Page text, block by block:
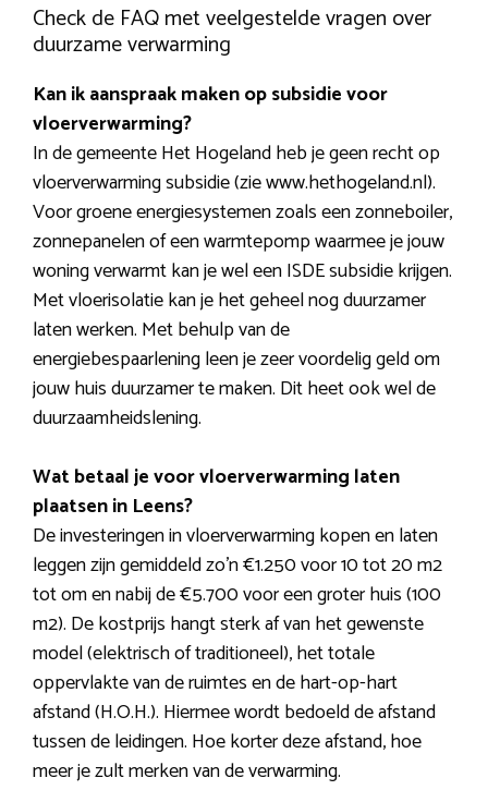
Check de FAQ met veelgestelde vragen over
duurzame verwarming
Kan ik aanspraak maken op subsidie voor
vloerverwarming?
In de gemeente Het Hogeland heb je geen recht op
vloerverwarming subsidie (zie www.hethogeland.nl).
Voor groene energiesystemen zoals een zonneboiler,
zonnepanelen of een warmtepomp waarmee je jouw
woning verwarmt kan je wel een ISDE subsidie krijgen.
Met vloerisolatie kan je het geheel nog duurzamer
laten werken. Met behulp van de
energiebespaarlening leen je zeer voordelig geld om
jouw huis duurzamer te maken. Dit heet ook wel de
duurzaamheidslening.
Wat betaal je voor vloerverwarming laten
plaatsen in Leens?
De investeringen in vloerverwarming kopen en laten
leggen zijn gemiddeld zo’n €1.250 voor 10 tot 20 m2
tot om en nabij de €5.700 voor een groter huis (100
m2). De kostprijs hangt sterk af van het gewenste
model (elektrisch of traditioneel), het totale
oppervlakte van de ruimtes en de hart-op-hart
afstand (H.O.H.). Hiermee wordt bedoeld de afstand
tussen de leidingen. Hoe korter deze afstand, hoe
meer je zult merken van de verwarming.